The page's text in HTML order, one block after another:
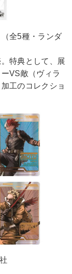
全5種・ランダ
特典として、展
VS敵（ヴィラ
工のコレクショ